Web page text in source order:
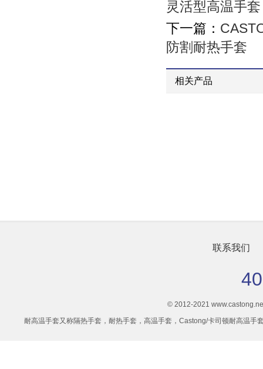
灵活型高温手套
下一篇：
防割耐热手套
相关产品
联系我们
© 2012-2021
耐高温手套又称隔热手套，耐热手套，高温手套，Castong/卡司顿耐高温